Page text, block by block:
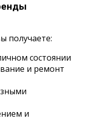
получаете:
состоянии
и ремонт
и